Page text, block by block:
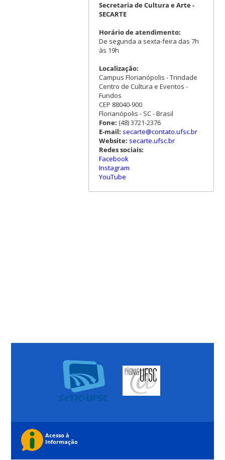
Secretaria de Cultura e Arte -
SECARTE
Horário de atendimento:
De segunda a sexta-feira das 7h
às 19h
Localização:
Campus Florianópolis - Trindade
Centro de Cultura e Eventos -
Fundos
CEP 88040-900
Florianópolis - SC - Brasil
Fone: (48) 3721-2376
E-mail: secarte@contato.ufsc.br
Website: secarte.ufsc.br
Redes sociais:
Facebook
Instagram
YouTube